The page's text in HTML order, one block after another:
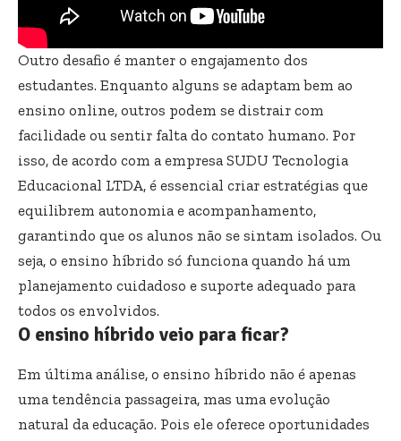
Outro desafio é manter o engajamento dos
estudantes. Enquanto alguns se adaptam bem ao
ensino online, outros podem se distrair com
facilidade ou sentir falta do contato humano. Por
isso, de acordo com a empresa SUDU Tecnologia
Educacional LTDA, é essencial criar estratégias que
equilibrem autonomia e acompanhamento,
garantindo que os alunos não se sintam isolados. Ou
seja, o ensino híbrido só funciona quando há um
planejamento cuidadoso e suporte adequado para
todos os envolvidos.
O ensino híbrido veio para ficar?
Em última análise, o ensino híbrido não é apenas
uma tendência passageira, mas uma evolução
natural da educação. Pois ele oferece oportunidades